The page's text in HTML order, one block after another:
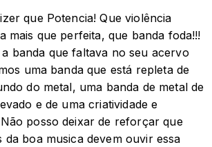
que Potencia! Que violência
mais que perfeita, que banda foda!!!
banda que faltava no seu acervo
uma banda que está repleta de
do metal, uma banda de metal de
e de uma criatividade e
posso deixar de reforçar que
da boa musica devem ouvir essa